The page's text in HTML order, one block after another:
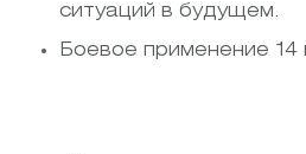
ситуаций в будущем.
Боевое применение 14